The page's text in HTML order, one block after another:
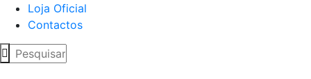
Loja Oficial
Contactos